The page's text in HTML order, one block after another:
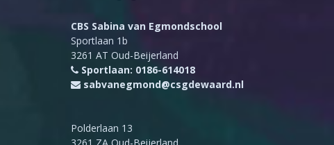
CBS Sabina van Egmondschool
Sportlaan 1b
3261 AT Oud-Beijerland
Sportlaan: 0186-614018
sabvanegmond@csgdewaard.nl
Polderlaan 13